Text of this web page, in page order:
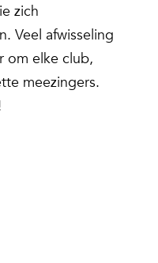
zich
Veel afwisseling
om elke club,
meezingers.